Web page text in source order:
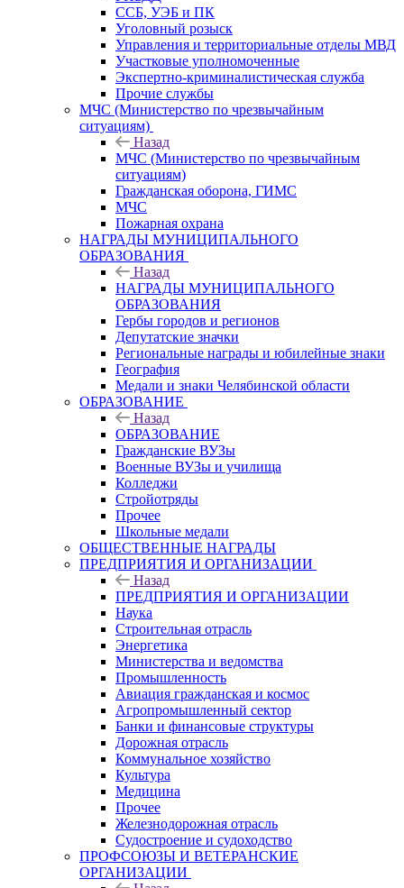
ССБ, УЭБ и ПК
Уголовный розыск
Управления и территориальные отделы МВД
Участковые уполномоченные
Экспертно-криминалистическая служба
Прочие службы
МЧС (Министерство по чрезвычайным
ситуациям)
Назад
МЧС (Министерство по чрезвычайным
ситуациям)
Гражданская оборона, ГИМС
МЧС
Пожарная охрана
НАГРАДЫ МУНИЦИПАЛЬНОГО
ОБРАЗОВАНИЯ
Назад
НАГРАДЫ МУНИЦИПАЛЬНОГО
ОБРАЗОВАНИЯ
Гербы городов и регионов
Депутатские значки
Региональные награды и юбилейные знаки
География
Медали и знаки Челябинской области
ОБРАЗОВАНИЕ
Назад
ОБРАЗОВАНИЕ
Гражданские ВУЗы
Военные ВУЗы и училища
Колледжи
Стройотряды
Прочее
Школьные медали
ОБЩЕСТВЕННЫЕ НАГРАДЫ
ПРЕДПРИЯТИЯ И ОРГАНИЗАЦИИ
Назад
ПРЕДПРИЯТИЯ И ОРГАНИЗАЦИИ
Наука
Строительная отрасль
Энергетика
Министерства и ведомства
Промышленность
Авиация гражданская и космос
Агропромышленный сектор
Банки и финансовые структуры
Дорожная отрасль
Коммунальное хозяйство
Культура
Медицина
Прочее
Железнодорожная отрасль
Судостроение и судоходство
ПРОФСОЮЗЫ И ВЕТЕРАНСКИЕ
ОРГАНИЗАЦИИ